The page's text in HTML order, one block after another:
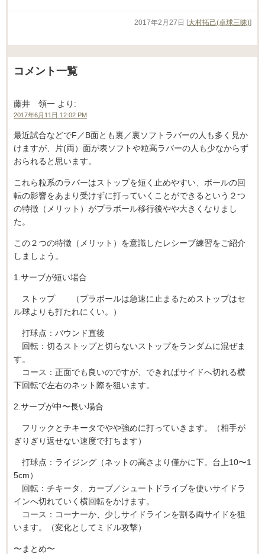
2017年2月27日 [大村拓己(卓球三昧)]
コメント一覧
藤井 領一 より:
2017年6月11日 12:02 PM
最近試合などでF／B面とも裏／裏ソフトラバーの人も多く見か
けますが、片(両）面が表ソフトや粒高ラバーの人も少なからず
おられると思います。
これら粒系のラバーはストップを短く止めやすい、ボールの回
転の影響をあまり受けずに打っていくことができるという２つ
の特徴（メリット）がプラボール移行後やや大きくなりまし
た。
この２つの特徴（メリット）を意識したレシーブ練習をご紹介
しましょう。
1.サーブが短い場合
ストップ （プラボールは急速に止まるためストップはセ
ル球よりも打たれにくい。）
打球点：バウンド直後
回転：切るストップと切らないストップをランダムに混ぜま
す。
コース：正面でも良いのですが、できればサイドへ切れる横
下回転で左右のネット際を狙います。
2.サーブが中〜長い場合
フリックとチキータでやや強めに打っていきます。（相手が
ぎりぎり返せない速度で打ちます）
打球点：ライジング（ネットの高さより僅かに下。台上10〜1
5cm）
回転：チキータ、カーブ／シュートドライブを使いサイドラ
インへ切れていく横回転をかけます。
コース：コーナーか、少しサイドラインを割る両サイドを狙
います。（変化としてミドル攻撃）
〜まとめ〜